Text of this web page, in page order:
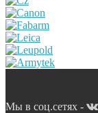
Мы в соц.сетях -